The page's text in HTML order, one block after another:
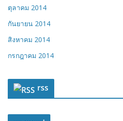
ตุลาคม 2014
กันยายน 2014
สิงหาคม 2014
กรกฎาคม 2014
rss